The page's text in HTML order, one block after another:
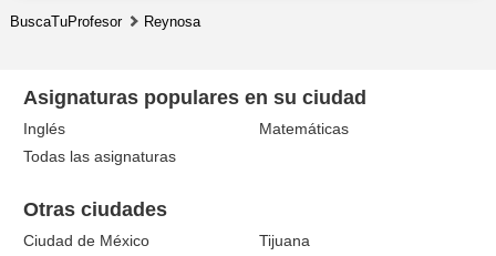
BuscaTuProfesor Reynosa
Asignaturas populares en su ciudad
Inglés
Matemáticas
Todas las asignaturas
Otras ciudades
Ciudad de México
Tijuana